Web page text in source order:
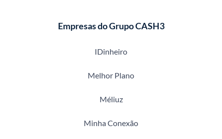
Empresas do Grupo CASH3
IDinheiro
Melhor Plano
Méliuz
Minha Conexão